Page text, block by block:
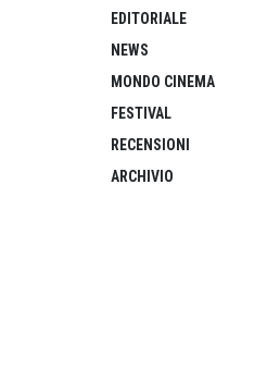
EDITORIALE
NEWS
MONDO CINEMA
FESTIVAL
RECENSIONI
ARCHIVIO